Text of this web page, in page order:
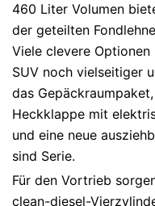
460 Liter Volumen
der geteilten
Viele clevere
SUV noch vielseitiger
das
Heckklappe mit
und eine neue
sind Serie.
Für den Vortrieb
clean-diesel-